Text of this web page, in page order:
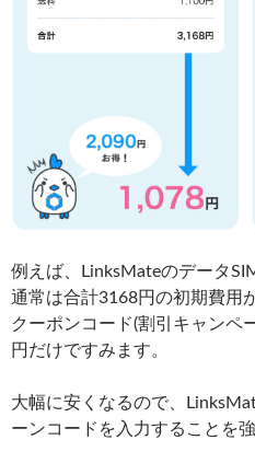
例えば、LinksMateのデータ
通常は合計3168円の初期費用
クーポンコード(割引キャンペ
円だけですみます。
大幅に安くなるので、
ーンコードを入力することを